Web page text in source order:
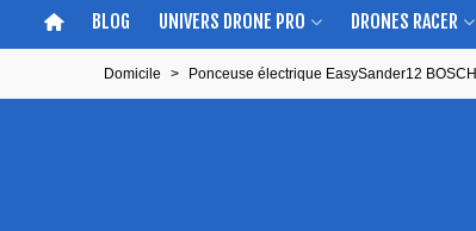
BLOG UNIVERS DRONE PRO DRONES RACER
Domicile > Ponceuse électrique EasySander12 BOSCH